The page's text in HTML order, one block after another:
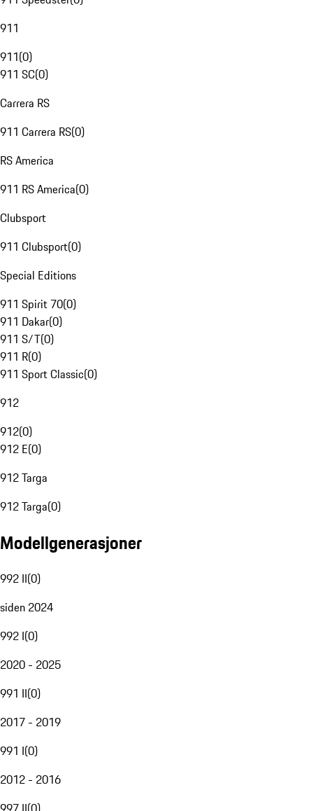
911
911(0)
911 SC(0)
Carrera RS
911 Carrera RS(0)
RS America
911 RS America(0)
Clubsport
911 Clubsport(0)
Special Editions
911 Spirit 70(0)
911 Dakar(0)
911 S/T(0)
911 R(0)
911 Sport Classic(0)
912
912(0)
912 E(0)
912 Targa
912 Targa(0)
Modellgenerasjoner
992 II(0)
siden 2024
992 I(0)
2020 - 2025
991 II(0)
2017 - 2019
991 I(0)
2012 - 2016